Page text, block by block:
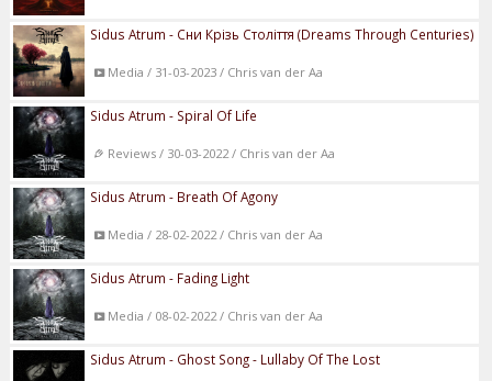
Sidus Atrum - Сни Крізь Століття (Dreams Through Centuries)
Media / 31-03-2023 / Chris van der Aa
Sidus Atrum - Spiral Of Life
Reviews / 30-03-2022 / Chris van der Aa
Sidus Atrum - Breath Of Agony
Media / 28-02-2022 / Chris van der Aa
Sidus Atrum - Fading Light
Media / 08-02-2022 / Chris van der Aa
Sidus Atrum - Ghost Song - Lullaby Of The Lost